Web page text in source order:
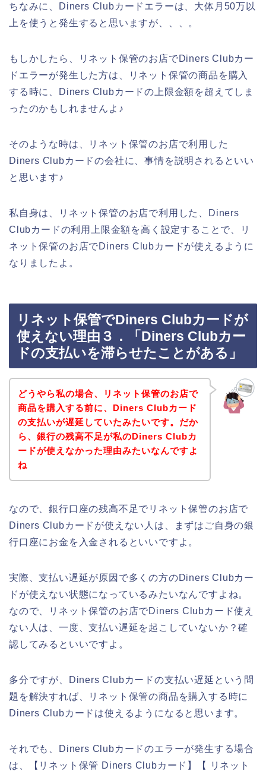
ちなみに、Diners Clubカードエラーは、大体月50万以
上を使うと発生すると思いますが、、、。
もしかしたら、リネット保管のお店でDiners Clubカー
ドエラーが発生した方は、リネット保管の商品を購入
する時に、Diners Clubカードの上限金額を超えてしま
ったのかもしれませんよ♪
そのような時は、リネット保管のお店で利用した
Diners Clubカードの会社に、事情を説明されるといい
と思います♪
私自身は、リネット保管のお店で利用した、Diners
Clubカードの利用上限金額を高く設定することで、リ
ネット保管のお店でDiners Clubカードが使えるように
なりましたよ。
リネット保管でDiners Clubカードが
使えない理由３．「Diners Clubカー
ドの支払いを滞らせたことがある」
どうやら私の場合、リネット保管のお店で
商品を購入する前に、Diners Clubカード
の支払いが遅延していたみたいです。だか
ら、銀行の残高不足が私のDiners Clubカ
ードが使えなかった理由みたいなんですよ
ね
なので、銀行口座の残高不足でリネット保管のお店で
Diners Clubカードが使えない人は、まずはご自身の銀
行口座にお金を入金されるといいですよ。
実際、支払い遅延が原因で多くの方のDiners Clubカー
ドが使えない状態になっているみたいなんですよね。
なので、リネット保管のお店でDiners Clubカード使え
ない人は、一度、支払い遅延を起こしていないか？確
認してみるといいですよ。
多分ですが、Diners Clubカードの支払い遅延という問
題を解決すれば、リネット保管の商品を購入する時に
Diners Clubカードは使えるようになると思います。
それでも、Diners Clubカードのエラーが発生する場合
は、【リネット保管 Diners Clubカード】【 リネット